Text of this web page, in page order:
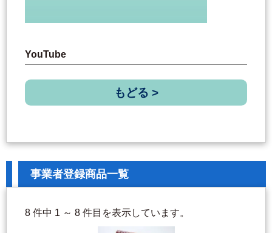
YouTube
もどる >
事業者登録商品一覧
8 件中 1 ～ 8 件目を表示しています。